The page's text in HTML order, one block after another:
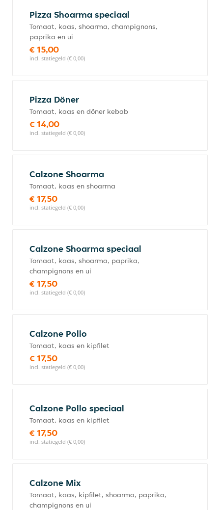
Pizza Shoarma speciaal
Tomaat, kaas, shoarma, champignons,
paprika en ui
€ 15,00
incl. statiegeld (€ 0,00)
Pizza Döner
Tomaat, kaas en döner kebab
€ 14,00
incl. statiegeld (€ 0,00)
Calzone Shoarma
Tomaat, kaas en shoarma
€ 17,50
incl. statiegeld (€ 0,00)
Calzone Shoarma speciaal
Tomaat, kaas, shoarma, paprika,
champignons en ui
€ 17,50
incl. statiegeld (€ 0,00)
Calzone Pollo
Tomaat, kaas en kipfilet
€ 17,50
incl. statiegeld (€ 0,00)
Calzone Pollo speciaal
Tomaat, kaas en kipfilet
€ 17,50
incl. statiegeld (€ 0,00)
Calzone Mix
Tomaat, kaas, kipfilet, shoarma, paprika,
champignons en ui